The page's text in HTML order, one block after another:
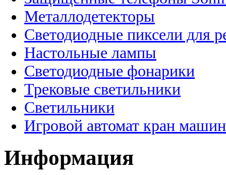
Металлодетекторы
Светодиодные пиксели для
Настольные лампы
Светодиодные фонарики
Трековые светильники
Светильники
Игровой автомат кран
Информация